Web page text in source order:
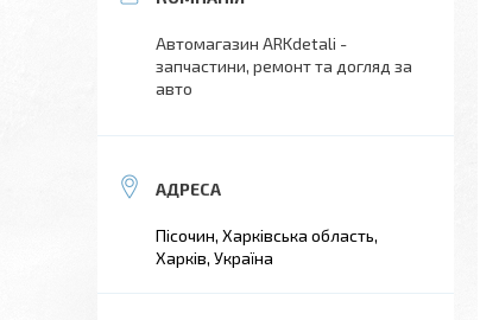
Автомагазин ARKdetali -
запчастини, ремонт та догляд за
авто
Пісочин, Харківська область,
Харків, Україна